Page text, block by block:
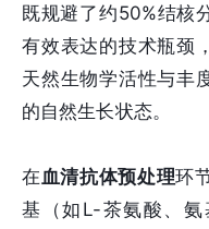
既规避了约50%结核
有效表达的技术瓶颈
天然生物学活性与丰
的自然生长状态。
在 血清抗体预处理环
基（如L-茶氨酸、